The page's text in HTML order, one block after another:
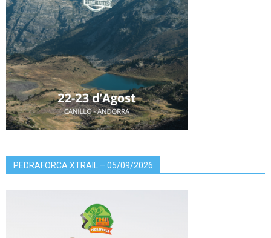
PEDRAFORCA XTRAIL – 05/09/2026